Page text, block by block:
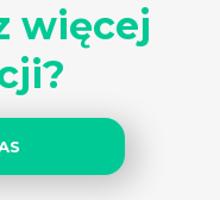
więcej